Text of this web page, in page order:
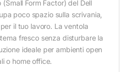
Form Factor) del Dell
poco spazio sulla scrivania,
il tuo lavoro. La ventola
fresco senza disturbare la
ideale per ambienti open
o home office.